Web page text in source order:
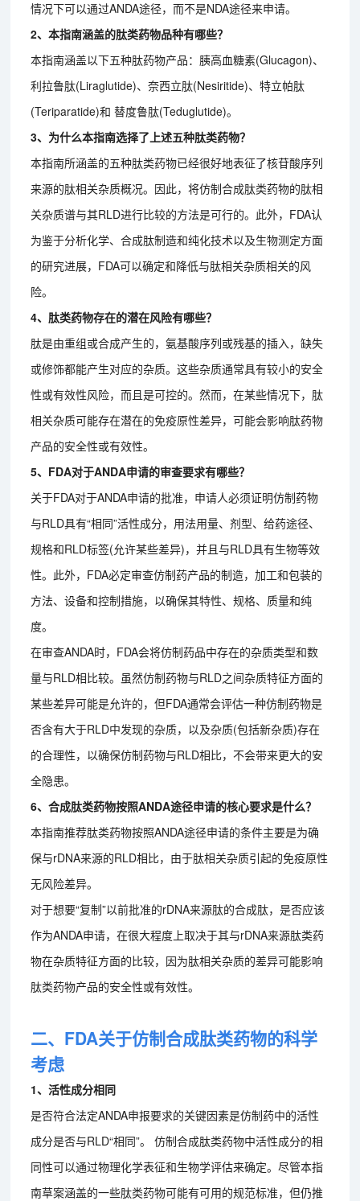
情况下可以通过ANDA途径，而不是NDA途径来申请。
2、本指南涵盖的肽类药物品种有哪些？
本指南涵盖以下五种肽药物产品：胰高血糖素(Glucagon)、
利拉鲁肽(Liraglutide)、奈西立肽(Nesiritide)、特立帕肽
(Teriparatide)和 替度鲁肽(Teduglutide)。
3、为什么本指南选择了上述五种肽类药物？
本指南所涵盖的五种肽类药物已经很好地表征了核苷酸序列
来源的肽相关杂质概况。因此，将仿制合成肽类药物的肽相
关杂质谱与其RLD进行比较的方法是可行的。此外，FDA认
为鉴于分析化学、合成肽制造和纯化技术以及生物测定方面
的研究进展，FDA可以确定和降低与肽相关杂质相关的风
险。
4、肽类药物存在的潜在风险有哪些？
肽是由重组或合成产生的，氨基酸序列或残基的插入，缺失
或修饰都能产生对应的杂质。这些杂质通常具有较小的安全
性或有效性风险，而且是可控的。然而，在某些情况下，肽
相关杂质可能存在潜在的免疫原性差异，可能会影响肽药物
产品的安全性或有效性。
5、FDA对于ANDA申请的审查要求有哪些？
关于FDA对于ANDA申请的批准，申请人必须证明仿制药物
与RLD具有“相同”活性成分，用法用量、剂型、给药途径、
规格和RLD标签(允许某些差异)，并且与RLD具有生物等效
性。此外，FDA必定审查仿制药产品的制造，加工和包装的
方法、设备和控制措施，以确保其特性、规格、质量和纯
度。
在审查ANDA时，FDA会将仿制药品中存在的杂质类型和数
量与RLD相比较。虽然仿制药物与RLD之间杂质特征方面的
某些差异可能是允许的，但FDA通常会评估一种仿制药物是
否含有大于RLD中发现的杂质，以及杂质(包括新杂质)存在
的合理性，以确保仿制药物与RLD相比，不会带来更大的安
全隐患。
6、合成肽类药物按照ANDA途径申请的核心要求是什么？
本指南推荐肽类药物按照ANDA途径申请的条件主要是为确
保与rDNA来源的RLD相比，由于肽相关杂质引起的免疫原性
无风险差异。
对于想要“复制”以前批准的rDNA来源肽的合成肽，是否应该
作为ANDA申请，在很大程度上取决于其与rDNA来源肽类药
物在杂质特征方面的比较，因为肽相关杂质的差异可能影响
肽类药物产品的安全性或有效性。
二、FDA关于仿制合成肽类药物的科学
考虑
1、活性成分相同
是否符合法定ANDA申报要求的关键因素是仿制药中的活性
成分是否与RLD“相同”。 仿制合成肽类药物中活性成分的相
同性可以通过物理化学表征和生物学评估来确定。尽管本指
南草案涵盖的一些肽类药物可能有可用的规范标准，但仍推